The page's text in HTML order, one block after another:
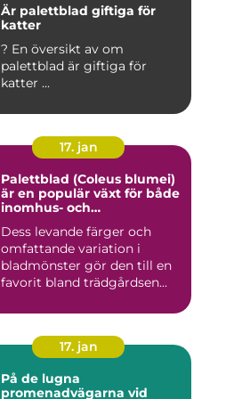
Är palettblad giftiga för
katter
? En översikt av om
palettblad är giftiga för
katter ...
17. jan
Palettblad (Coleus blumei)
är en populär växt för både
inomhus- och
Dess levande färger och
omfattande variation i
bladmönster gör den till en
favorit bland trädgårdsen...
17. jan
På de lugna
promenadvägarna vid